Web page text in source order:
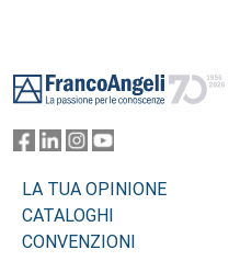
LA TUA OPINIONE
CATALOGHI
CONVENZIONI